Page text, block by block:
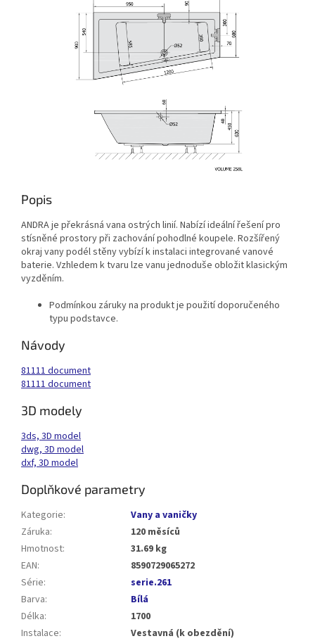
Popis
ANDRA je překrásná vana ostrých linií. Nabízí ideální řešení pro
stísněné prostory při zachování pohodlné koupele. Rozšířený
okraj vany podél stěny vybízí k instalaci integrované vanové
baterie. Vzhledem k tvaru lze vanu jednoduše obložit klasickým
vyzděním.
Podmínkou záruky na produkt je použití doporučeného
typu podstavce.
Návody
81111 document
81111 document
3D modely
3ds, 3D model
dwg, 3D model
dxf, 3D model
Doplňkové parametry
Kategorie:
Vany a vaničky
Záruka:
120 měsíců
Hmotnost:
31.69 kg
EAN:
8590729065272
Série:
serie.261
Barva:
Bílá
Délka:
1700
Instalace:
Vestavná (k obezdění)